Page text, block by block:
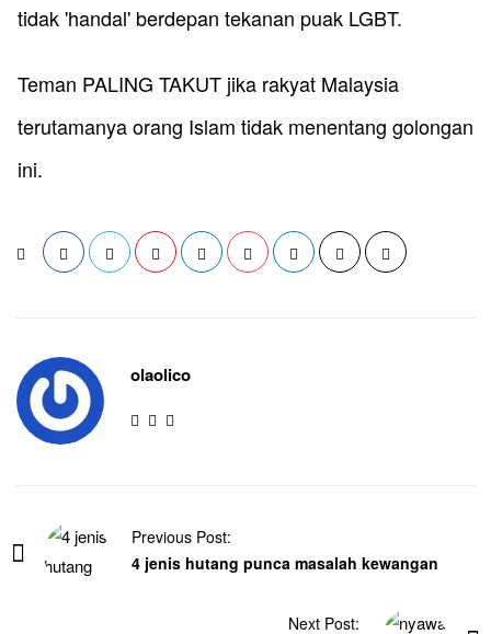
tidak 'handal' berdepan tekanan puak LGBT.
Teman ​PALING TAKUT jika rakyat Malaysia
terutamanya orang Islam tidak menentang golongan
ini.
olaolico
Previous Post:
4 jenis hutang punca masalah kewangan
Next Post: